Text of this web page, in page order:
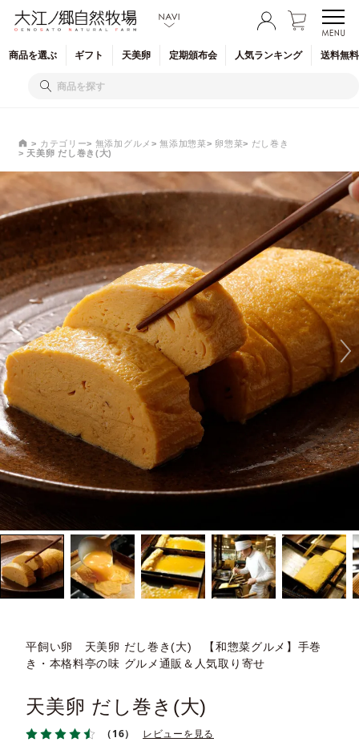
商品を選ぶ ギフト 天美卵 定期頒布会 人気ランキング 送料無
カテゴリー 無添加グルメ 無添加惣菜 卵惣菜
だし巻き
天美卵 だし巻き(大)
平飼い卵 天美卵 だし巻き(大) 【和惣菜グルメ】手巻
き・本格料亭の味 グルメ通販＆人気取り寄せ
天美卵 だし巻き(大)
（16） レビューを見る